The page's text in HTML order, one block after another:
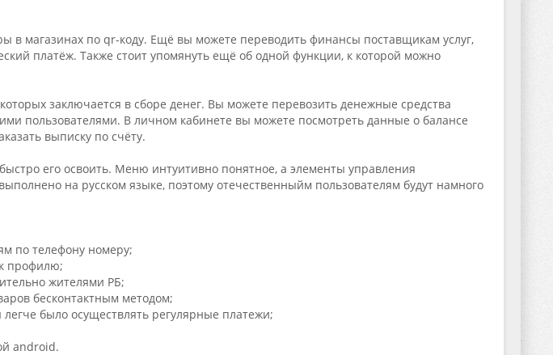
в магазинах по qr-коду. Ещё вы можете переводить финансы поставщикам услуг,
платёж. Также стоит упомянуть ещё об одной функции, к которой можно
заключается в сборе денег. Вы можете перевозить денежные средства
пользователями. В личном кабинете вы можете посмотреть данные о балансе
выписку по счёту.
его освоить. Меню интуитивно понятное, а элементы управления
на русском языке, поэтому отечественныйм пользователям будут намного
по телефону номеру;
профилю;
жителями РБ;
бесконтактным методом;
было осуществлять регулярные платежи;
android.